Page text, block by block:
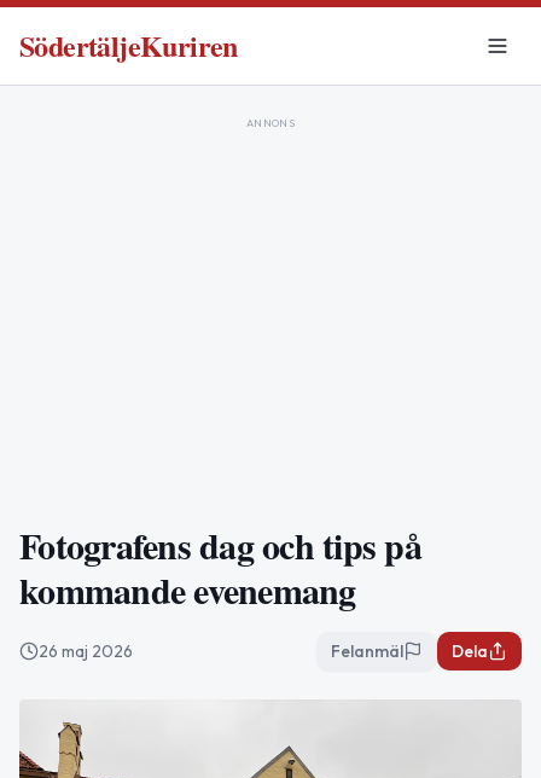
SödertäljeKuriren
ANNONS
Fotografens dag och tips på
kommande evenemang
26 maj 2026 Felanmäl Dela